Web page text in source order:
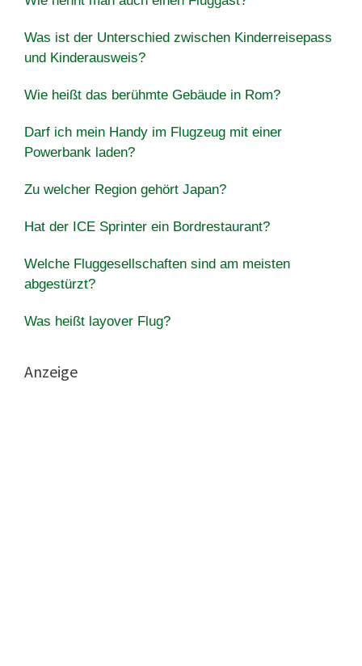
Was ist der Unterschied zwischen Kinderreisepass
und Kinderausweis?
Wie heißt das berühmte Gebäude in Rom?
Darf ich mein Handy im Flugzeug mit einer
Powerbank laden?
Zu welcher Region gehört Japan?
Hat der ICE Sprinter ein Bordrestaurant?
Welche Fluggesellschaften sind am meisten
abgestürzt?
Was heißt layover Flug?
Anzeige